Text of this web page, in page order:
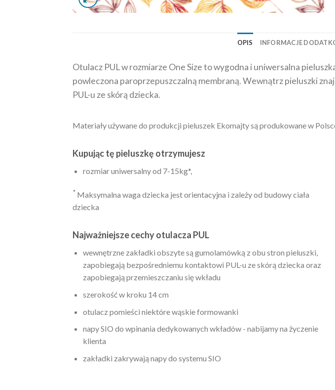
OPIS INFORMACJE
Otulacz PUL w rozmiarze One Size to wygodna i uniwersalna
powleczona paroprzepuszczalną membraną. Wewnątrz pieluszki
PUL-u ze skórą dziecka.
Materiały używane do produkcji pieluszek Ekomajty są produkowane w
Kupując tę pieluszkę otrzymujesz
rozmiar uniwersalny od 7-15kg*,
* Maksymalna waga dziecka jest orientacyjna i zależy od budowy ciała
dziecka
Najważniejsze cechy otulacza PUL
wewnętrzne zakładki obszyte są gumolamówką z obu stron pieluszki,
zapobiegają bezpośredniemu kontaktowi PUL-u ze skórą dziecka oraz
zapobiegają przemieszczaniu się wkładu
szerokość w kroku 14 cm
otulacz pomieści niektóre wąskie formowanki
napy SIO do wpinania dedykowanych wkładów - nabijamy na życzenie
klienta
zakładki zakrywają napy do systemu SIO